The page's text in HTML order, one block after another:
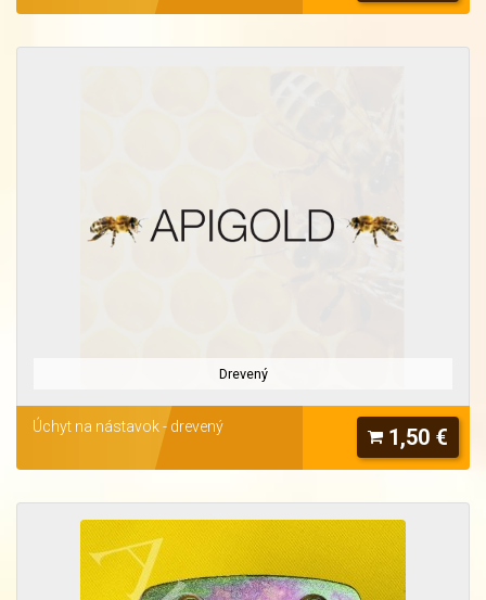
Drevený
1,50 €
Úchyt na nástavok - drevený